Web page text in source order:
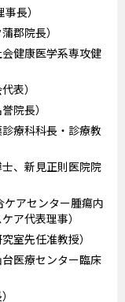
長）
郡院長）
健康医学系専攻健
表）
院長）
療科科長・診療教
、新見正則医院院
アセンター腫瘍内
ア代表理事）
室先任准教授）
医療センター臨床